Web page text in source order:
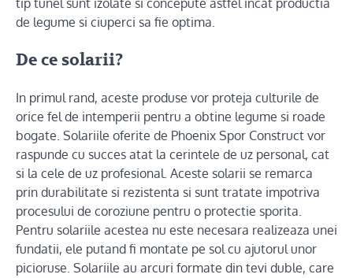
de legume si ciuperci sa fie optima.
De ce solarii?
In primul rand, aceste produse vor proteja culturile de
orice fel de intemperii pentru a obtine legume si roade
bogate. Solariile oferite de Phoenix Spor Construct vor
raspunde cu succes atat la cerintele de uz personal, cat
si la cele de uz profesional. Aceste solarii se remarca
prin durabilitate si rezistenta si sunt tratate impotriva
procesului de coroziune pentru o protectie sporita.
Pentru solariile acestea nu este necesara realizeaza unei
fundatii, ele putand fi montate pe sol cu ajutorul unor
picioruse. Solariile au arcuri formate din tevi duble, care